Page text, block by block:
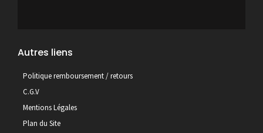
Autres liens
Politique remboursement / retours
C.G.V
Mentions Légales
Plan du Site